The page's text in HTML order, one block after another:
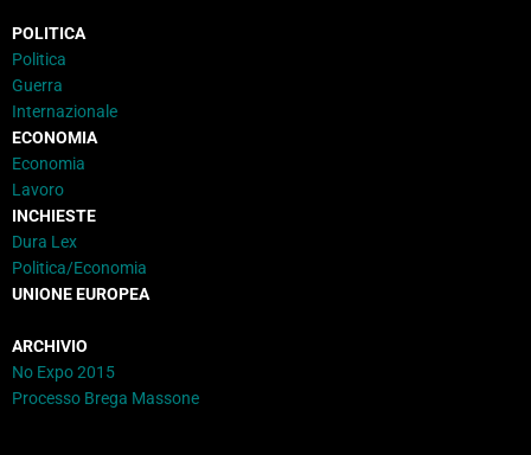
POLITICA
Politica
Guerra
Internazionale
ECONOMIA
Economia
Lavoro
INCHIESTE
Dura Lex
Politica/Economia
UNIONE EUROPEA
ARCHIVIO
No Expo 2015
Processo Brega Massone